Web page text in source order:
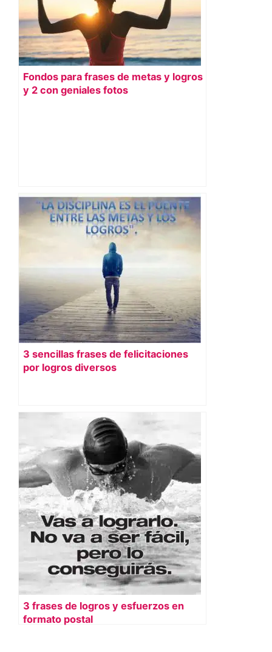
Fondos para frases de metas y logros
y 2 con geniales fotos
3 sencillas frases de felicitaciones
por logros diversos
3 frases de logros y esfuerzos en
formato postal